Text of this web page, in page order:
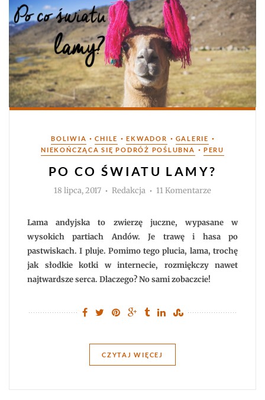
Kategorie
BOLIWIA • CHILE • EKWADOR • GALERIE •
NIEKOŃCZĄCA SIĘ PODRÓŻ POŚLUBNA • PERU
PO CO ŚWIATU LAMY?
18 lipca, 2017 Autor
Redakcja 11 Komentarzedo
lamy?
Lama andyjska to zwierzę juczne, wypasane w
wysokich partiach Andów. Je trawę i hasa po
pastwiskach. I pluje. Pomimo tego plucia, lama, trochę
jak słodkie kotki w internecie, rozmiękczy nawet
najtwardsze serca. Dlaczego? No sami zobaczcie!
CZYTAJ WIĘCEJ